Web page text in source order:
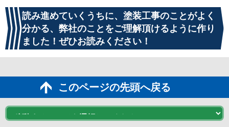
読み進めていくうちに、塗装工事のことがよく
分かる、弊社のことをご理解頂けるように作り
ました！ぜひお読みください！
このページの先頭へ戻る